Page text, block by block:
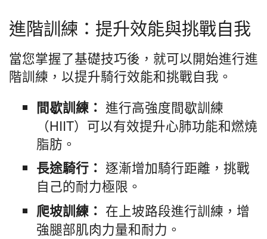
進階訓練：提升效能與挑戰自我
當您掌握了基礎技巧後，就可以開始進行進
階訓練，以提升騎行效能和挑戰自我。
間歇訓練： 進行高強度間歇訓練
（HIIT）可以有效提升心肺功能和燃燒
脂肪。
長途騎行： 逐漸增加騎行距離，挑戰
自己的耐力極限。
爬坡訓練： 在上坡路段進行訓練，增
強腿部肌肉力量和耐力。